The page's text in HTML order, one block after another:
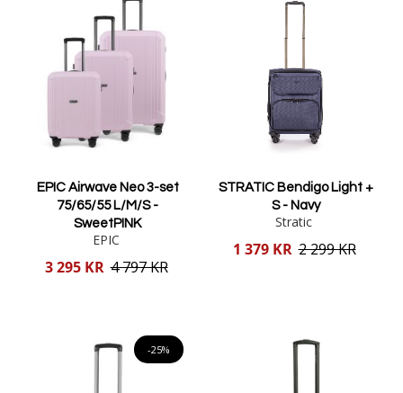
EPIC Airwave Neo 3-set
75/65/55 L/M/S -
SweetPINK
EPIC
Reducerat
3 295 KR 4 797 KR
STRATIC Bendigo Light +
S - Navy
Stratic
Reducerat
1 379 KR 2 299 KR
-25%